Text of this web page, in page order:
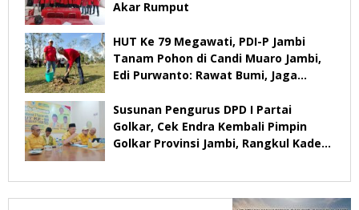
Akar Rumput
HUT Ke 79 Megawati, PDI-P Jambi
Tanam Pohon di Candi Muaro Jambi,
Edi Purwanto: Rawat Bumi, Jaga
Susunan Pengurus DPD I Partai
Golkar, Cek Endra Kembali Pimpin
Golkar Provinsi Jambi, Rangkul Kader